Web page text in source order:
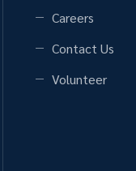
Careers
Contact Us
Volunteer